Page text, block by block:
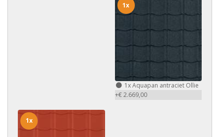
1xAquapan antraciet Ollie
+€ 2.669,00
1x
1x